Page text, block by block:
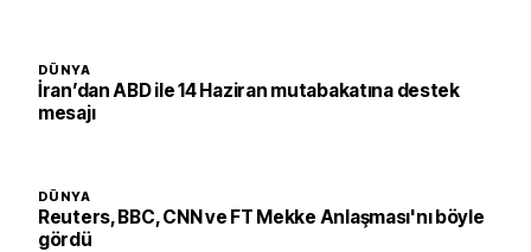
DÜNYA
İran’dan ABD ile 14 Haziran mutabakatına destek
mesajı
DÜNYA
Reuters, BBC, CNN ve FT Mekke Anlaşması'nı böyle
gördü